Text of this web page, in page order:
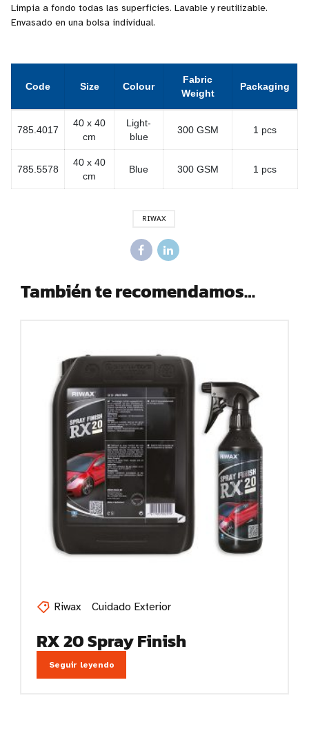
Limpia a fondo todas las superficies. Lavable y reutilizable.
Envasado en una bolsa individual.
Code Size Colour
Fabric
Weight
Packaging
785.4017
40 x 40
cm
Light-
blue
300 GSM 1 pcs
785.5578
40 x 40
cm
Blue 300 GSM 1 pcs
RIWAX
También te recomendamos…
Riwax Cuidado Exterior
RX 20 Spray Finish
Seguir leyendo